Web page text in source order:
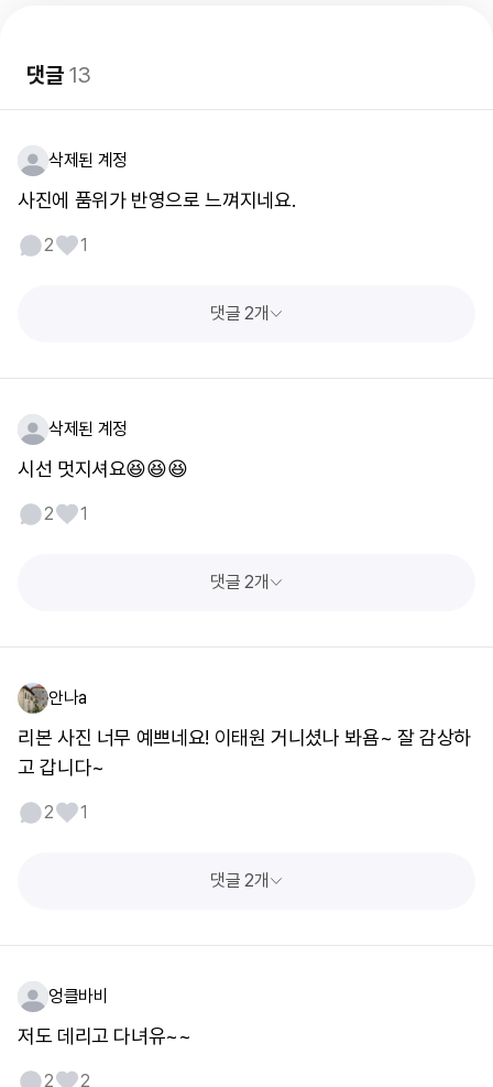
댓글13
삭제된 계정
사진에 품위가 반영으로 느껴지네요.
2 1
댓글 2개
삭제된 계정
시선 멋지셔요😆😆😆
2 1
댓글 2개
안나a
리본 사진 너무 예쁘네요! 이태원 거니셨나 봐욤~ 잘 감상하
고 갑니다~
2 1
댓글 2개
엉클바비
저도 데리고 다녀유~~
2 2